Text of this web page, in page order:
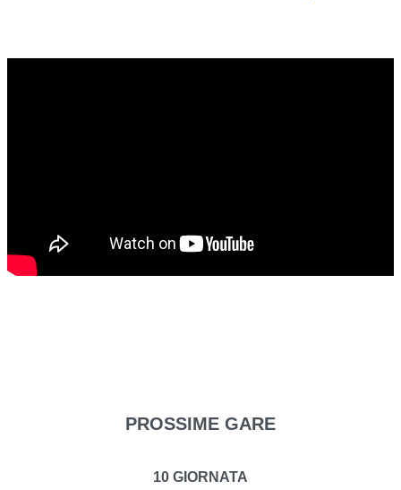
PROSSIME GARE
10 GIORNATA